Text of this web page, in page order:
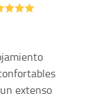
extenso